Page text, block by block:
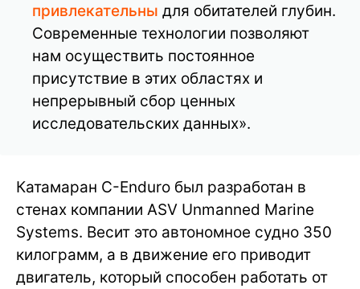
привлекательны для обитателей глубин.
Современные технологии позволяют
нам осуществить постоянное
присутствие в этих областях и
непрерывный сбор ценных
исследовательских данных».
Катамаран C-Enduro был разработан в
стенах компании ASV Unmanned Marine
Systems. Весит это автономное судно 350
килограмм, а в движение его приводит
двигатель, который способен работать от